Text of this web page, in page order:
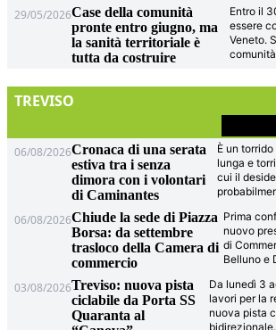
29/05/2026Case della comunità
pronte entro giugno, ma
la sanità territoriale è
tutta da costruire
Entro il
essere
Veneto.
TREVISO
06/08/2026Cronaca di una serata
estiva tra i senza
dimora con i volontari
di Caminantes
È un
lunga e
cui il
06/08/2026Chiude la sede di Piazza
Borsa: da settembre
trasloco della Camera di
commercio
Prima
nuovo
di
Belluno e
03/08/2026Treviso: nuova pista
ciclabile da Porta SS
Quaranta al
Da lunedì 3
lavori per la
nuova pista
bidirezionale